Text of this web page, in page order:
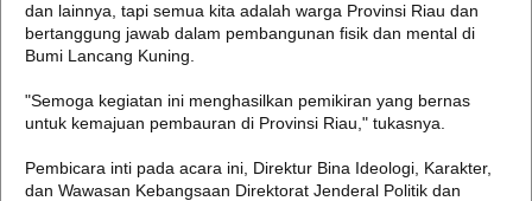
dan lainnya, tapi semua kita adalah warga Provinsi Riau dan
bertanggung jawab dalam pembangunan fisik dan mental di
Bumi Lancang Kuning.
"Semoga kegiatan ini menghasilkan pemikiran yang bernas
untuk kemajuan pembauran di Provinsi Riau," tukasnya.
Pembicara inti pada acara ini, Direktur Bina Ideologi, Karakter,
dan Wawasan Kebangsaan Direktorat Jenderal Politik dan